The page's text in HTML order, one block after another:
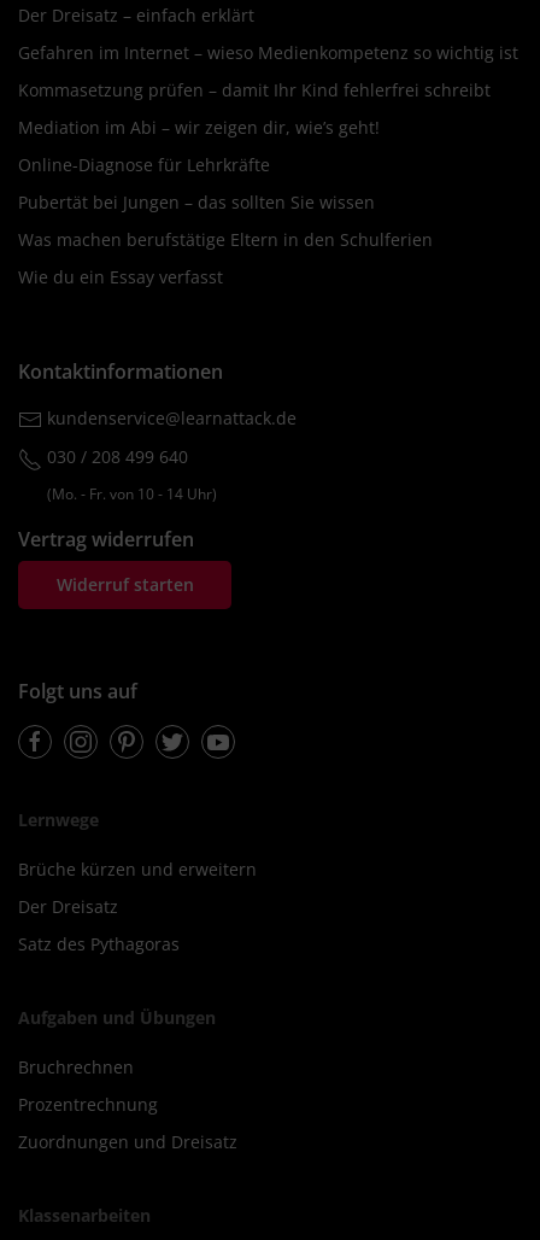
Der Dreisatz – einfach erklärt
Gefahren im Internet – wieso Medienkompetenz so wichtig ist
Kommasetzung prüfen – damit Ihr Kind fehlerfrei schreibt
Mediation im Abi – wir zeigen dir, wie’s geht!
Online-Diagnose für Lehrkräfte
Pubertät bei Jungen – das sollten Sie wissen
Was machen berufstätige Eltern in den Schulferien
Wie du ein Essay verfasst
Kontaktinformationen
kundenservice@learnattack.de
030 / 208 499 640
(Mo. ‐ Fr. von 10 ‐ 14 Uhr)
Vertrag widerrufen
Widerruf starten
Folgt uns auf
FacebookInstagramPinterestTwitterYoutube
Lernwege
Brüche kürzen und erweitern
Der Dreisatz
Satz des Pythagoras
Aufgaben und Übungen
Bruchrechnen
Prozentrechnung
Zuordnungen und Dreisatz
Klassenarbeiten